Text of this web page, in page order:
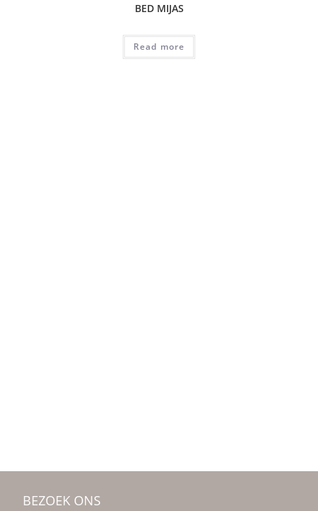
BED MIJAS
Read more
BEZOEK ONS